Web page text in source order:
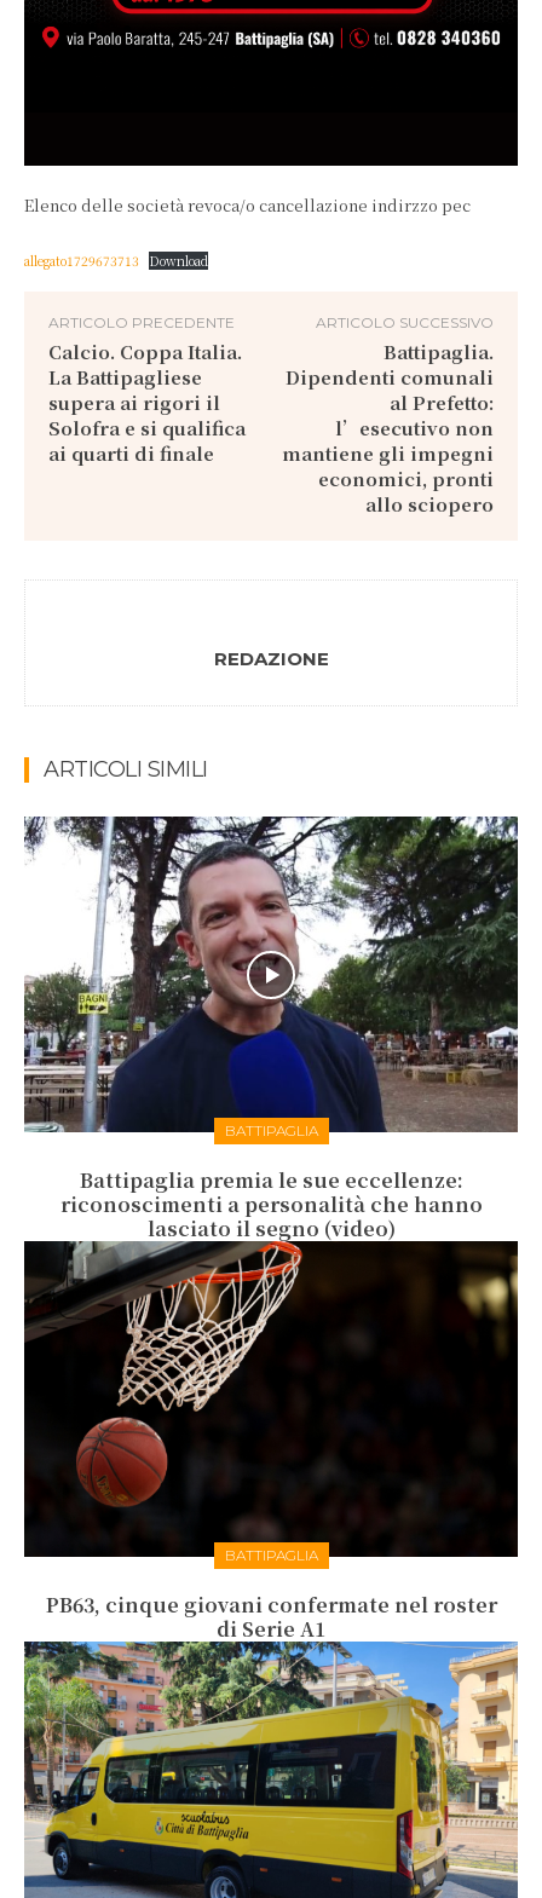
Elenco delle società revoca/o cancellazione indirzzo pec
allegato1729673713 Download
ARTICOLO PRECEDENTE
Calcio. Coppa Italia.
La Battipagliese
supera ai rigori il
Solofra e si qualifica
ai quarti di finale
ARTICOLO SUCCESSIVO
Battipaglia.
Dipendenti comunali
al Prefetto:
l’esecutivo non
mantiene gli impegni
economici, pronti
allo sciopero
REDAZIONE
ARTICOLI SIMILI
BATTIPAGLIA
Battipaglia premia le sue eccellenze:
riconoscimenti a personalità che hanno
lasciato il segno (video)
BATTIPAGLIA
PB63, cinque giovani confermate nel roster
di Serie A1